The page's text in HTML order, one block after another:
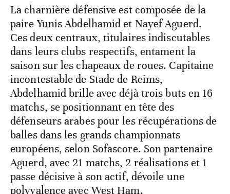
La charnière défensive est composée de la
paire Yunis Abdelhamid et Nayef Aguerd.
Ces deux centraux, titulaires indiscutables
dans leurs clubs respectifs, entament la
saison sur les chapeaux de roues. Capitaine
incontestable de Stade de Reims,
Abdelhamid brille avec déjà trois buts en 16
matchs, se positionnant en tête des
défenseurs arabes pour les récupérations de
balles dans les grands championnats
européens, selon Sofascore. Son partenaire
Aguerd, avec 21 matchs, 2 réalisations et 1
passe décisive à son actif, dévoile une
polyvalence avec West Ham.